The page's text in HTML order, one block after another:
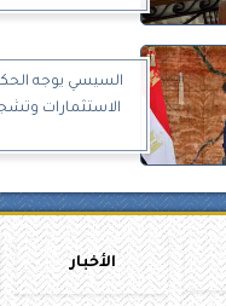
السيسي يوجه
الاستثمارات
الأخبار